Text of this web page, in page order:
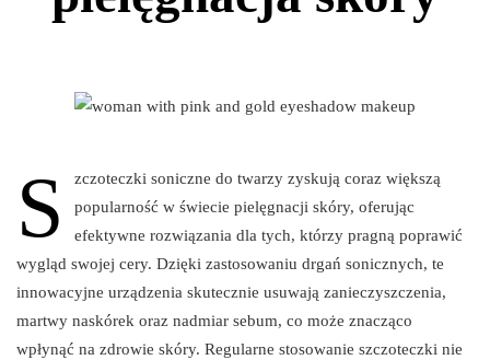
S
zczoteczki soniczne do twarzy zyskują coraz większą
popularność w świecie pielęgnacji skóry, oferując
efektywne rozwiązania dla tych, którzy pragną poprawić
wygląd swojej cery. Dzięki zastosowaniu drgań sonicznych, te
innowacyjne urządzenia skutecznie usuwają zanieczyszczenia,
martwy naskórek oraz nadmiar sebum, co może znacząco
wpłynąć na zdrowie skóry. Regularne stosowanie szczoteczki nie